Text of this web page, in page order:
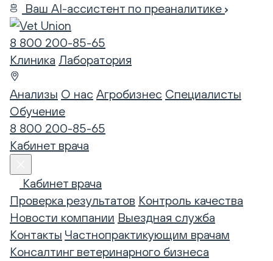
Ваш AI-ассистент по преаналитике
8 800 200-85-65
Клиника Лаборатория
Анализы О нас Агробизнес Специалисты
Обучение
8 800 200-85-65
Кабинет врача
Кабинет врача
Проверка результатов Контроль качества
Новости компании Выездная служба
Контакты Частнопрактикующим врачам
Консалтинг ветеринарного бизнеса